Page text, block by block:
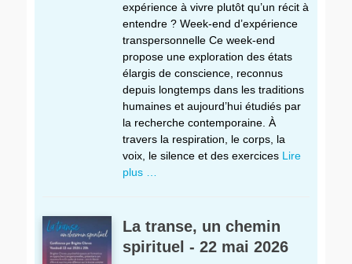
expérience à vivre plutôt qu’un récit à
entendre ? Week-end d’expérience
transpersonnelle Ce week-end
propose une exploration des états
élargis de conscience, reconnus
depuis longtemps dans les traditions
humaines et aujourd’hui étudiés par
la recherche contemporaine. À
travers la respiration, le corps, la
voix, le silence et des exercices Lire
plus …
La transe, un chemin
spirituel - 22 mai 2026